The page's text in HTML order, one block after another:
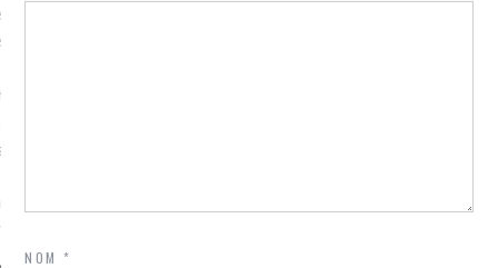
pas d’interdit. Vélo,
bateau…
incite à un autre regard
NOM*